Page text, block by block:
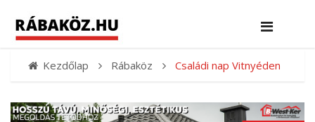
Kezdőlap Rábaköz Családi nap Vitnyéden